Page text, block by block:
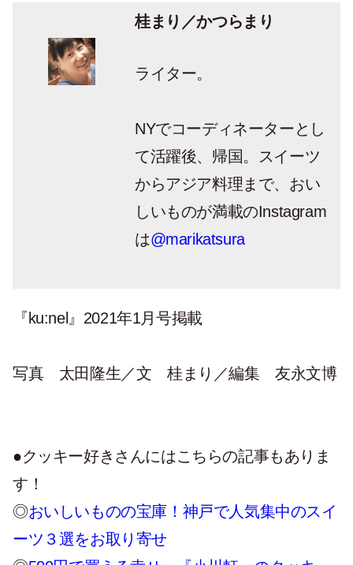
桂まり／かつらまり
ライター。
NYでコーディネーターとし
て活躍後、帰国。スイーツ
からアジア料理まで、おい
しいものが満載のInstagram
は@marikatsura
『ku:nel』 2021年1月号掲載
写真 太田隆生／文 桂まり／編集 友永文博
●クッキー好きさんにはこちらの記事もありま
す！
◎おいしいものの宝庫！神戸で人気集中のスイ
ーツ３選をお取り寄せ